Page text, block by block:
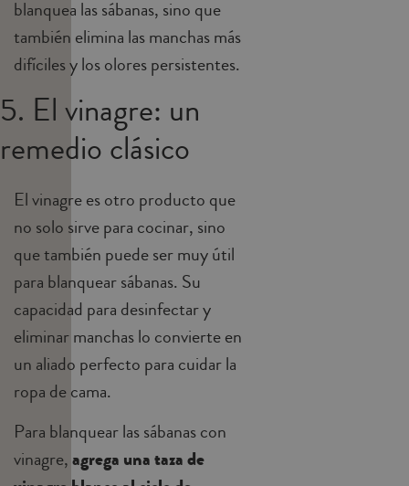
blanquea las sábanas, sino que
también elimina las manchas más
difíciles y los olores persistentes.
5. El vinagre: un
remedio clásico
El vinagre es otro producto que
no solo sirve para cocinar, sino
que también puede ser muy útil
para blanquear sábanas. Su
capacidad para desinfectar y
eliminar manchas lo convierte en
un aliado perfecto para cuidar la
ropa de cama.
Para blanquear las sábanas con
vinagre,agrega una taza de